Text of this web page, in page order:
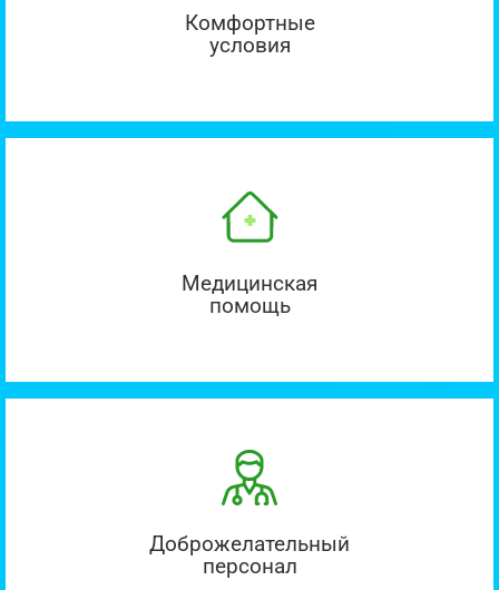
Комфортные
условия
Медицинская
помощь
Доброжелательный
персонал